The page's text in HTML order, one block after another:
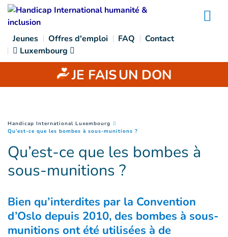
Goto main content
Jeunes Offres d'emploi FAQ
Contact
Luxembourg
JE FAISUN DON
You are here :
Handicap International Luxembourg
Qu’est-ce que les bombes à sous-munitions ?
Qu’est-ce que les bombes à
sous-munitions ?
Bien qu’interdites par la Convention
d’Oslo depuis 2010, des bombes à sous-
munitions ont été utilisées à de